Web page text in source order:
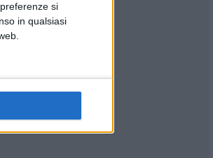
si
in qualsiasi